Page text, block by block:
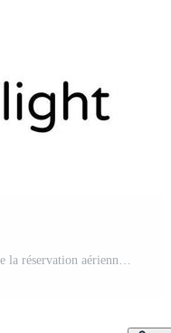
une illustration isométrique moderne de la réservation aérienne Vecteur Pro